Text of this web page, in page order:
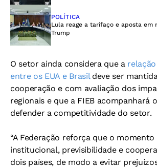
POLÍTICA
Lula reage a tarifaço e aposta em
Trump
O setor ainda considera que a
entre os EUA e Brasildeve ser
cooperação e com avaliação dos
regionais e que a FIEB acompanhará
defender a competitividade do setor.
“A Federação reforça que o momento
institucional, previsibilidade e
dois países, de modo a evitar